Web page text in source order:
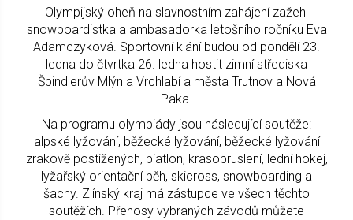
Olympijský oheň na slavnostním zahájení zažehl
snowboardistka a ambasadorka letošního ročníku Eva
Adamczyková. Sportovní klání budou od pondělí 23.
ledna do čtvrtka 26. ledna hostit zimní střediska
Špindlerův Mlýn a Vrchlabí a města Trutnov a Nová
Paka.
Na programu olympiády jsou následující soutěže:
alpské lyžování, běžecké lyžování, běžecké lyžování
zrakově postižených, biatlon, krasobruslení, lední hokej,
lyžařský orientační běh, skicross, snowboarding a
šachy. Zlínský kraj má zástupce ve všech těchto
soutěžích. Přenosy vybraných závodů můžete